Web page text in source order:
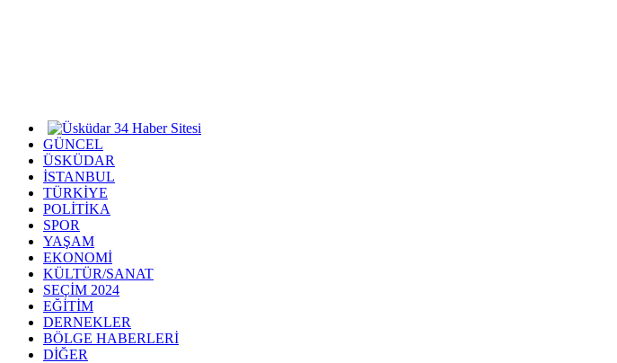
GÜNCEL
ÜSKÜDAR
İSTANBUL
TÜRKİYE
POLİTİKA
SPOR
YAŞAM
EKONOMİ
KÜLTÜR/SANAT
SEÇİM 2024
EĞİTİM
DERNEKLER
BÖLGE HABERLERİ
DİĞER